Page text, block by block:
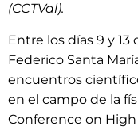
(CCTVal).
Entre los días 9 y
Federico Santa
encuentros
en el campo de la
Conference on